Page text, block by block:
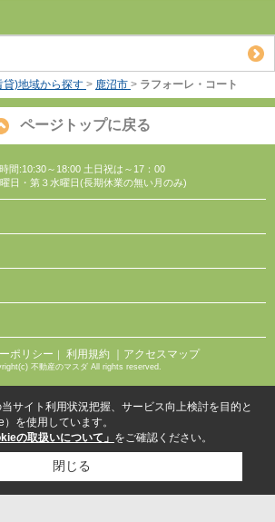
貸)地域から探す > 鹿沼市 > ラフォーレ・コート
ページトップに戻る
間:10:30～18:00 土日祝は～17：00
日・第３水曜日(長期休業の無い月のみ)
ポリシー 利用規約 ｜アクセスマップ
不動産のマスダ All rights reserved.
サイト利用状況把握、サービス向上検討を目的と
を使用しています。
の取扱いについて」 をご確認ください。
閉じる